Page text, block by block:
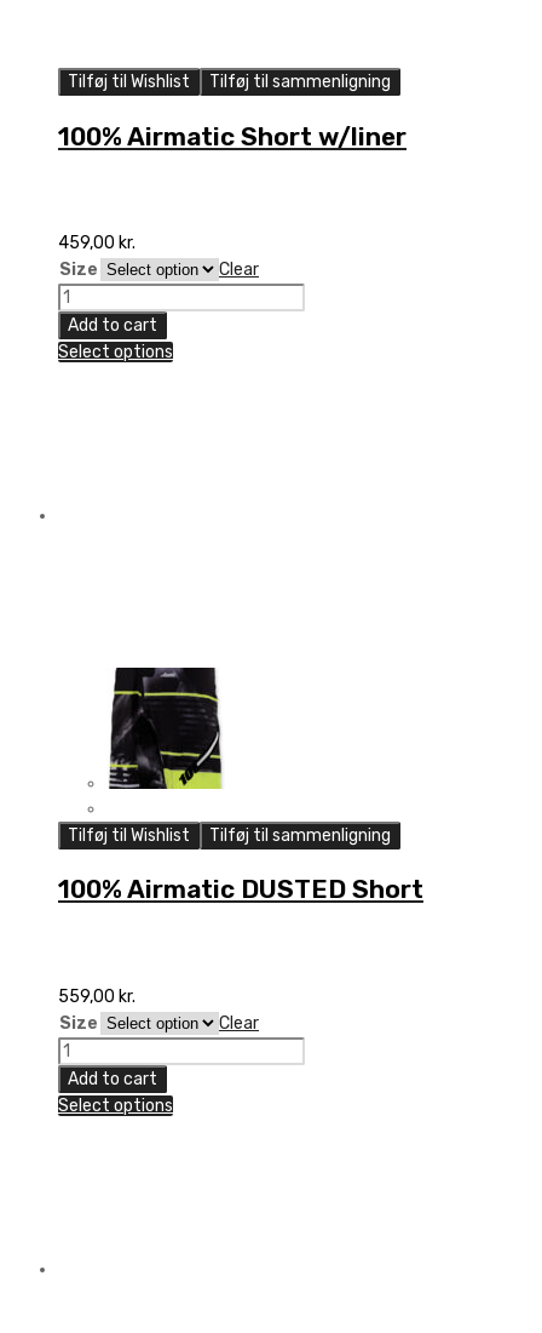
Tilføj til Wishlist Tilføj til sammenligning
100% Airmatic Short w/liner
459,00 kr.
Size
Clear
100%
Airmatic
Short
Add to cart
Select options
Tilføj til Wishlist Tilføj til sammenligning
100% Airmatic DUSTED Short
559,00 kr.
Size
Clear
100%
Airmatic
DUSTED
Add to cart
Select options